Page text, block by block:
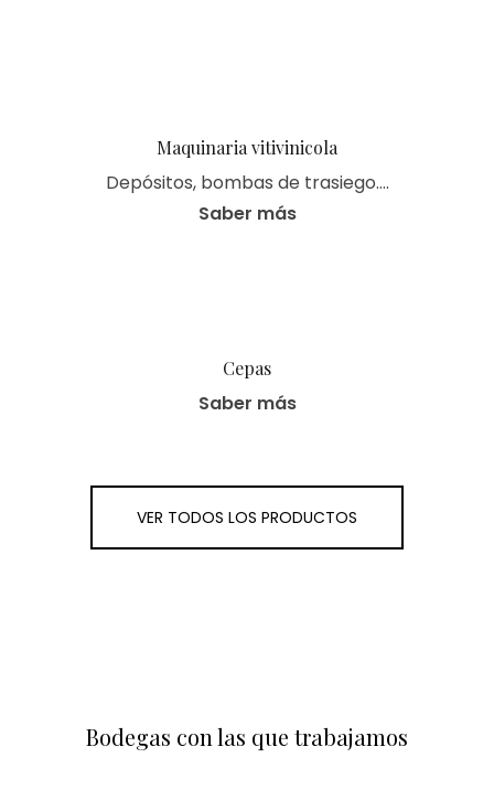
Maquinaria vitivinicola
Depósitos, bombas de trasiego….
Saber más
Cepas
Saber más
VER TODOS LOS PRODUCTOS
Bodegas con las que trabajamos